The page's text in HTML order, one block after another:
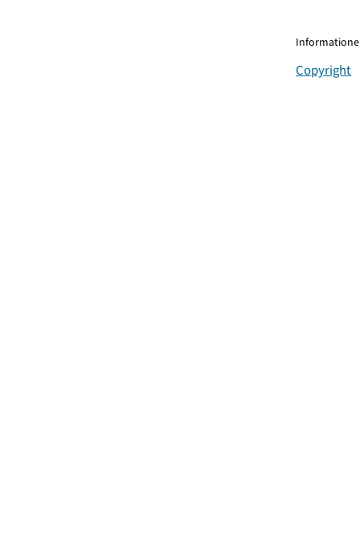
Copyright